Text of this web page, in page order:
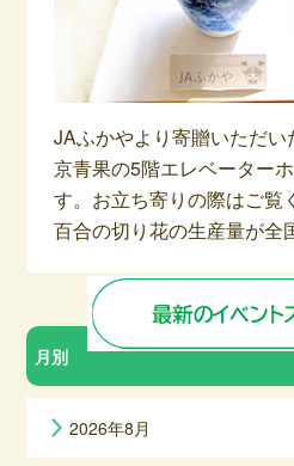
JAふかやより寄贈いただ
京青果の5階エレベーター
す。お立ち寄りの際はご覧
百合の切り花の生産量が全
月別
2026年8月